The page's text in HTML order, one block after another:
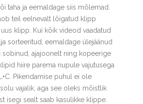
taha ja eemaldage siis mõlemad.
teil eelnevalt lõigatud klipp
klipp. Kui kõik videod vaadatud
sorteeritud, eemaldage ülejäänud
sobinud, ajajoonelt ning kopeerige
hiire parema nupule vajutusega
Pikendamise puhul ei ole
vajalik, aga see oleks mõistlik
isegi sealt saab kasulikke klippe.